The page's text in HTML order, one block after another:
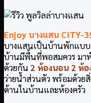
Enjoy บางแสน CITY-
บางแสนเป็นบ้านพักแบ
บ้านมีพื้นที่พอสมควร มา
ด้วยกัน 2 ห้องนอน 2 ห้อ
ว่ายน้ำส่วนตัว พร้อมด้วย
ด้านในบ้านและห้องครัว